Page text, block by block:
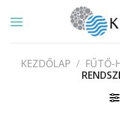
KEZDŐLAP / FŰTŐ-